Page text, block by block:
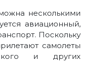
несколькими
авиационный,
Поскольку
самолеты
и других